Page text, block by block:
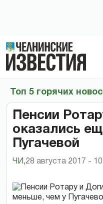
Топ 5 горячих
Пенсии
оказались
Пугачевой
ЧИ ,28 августа 2017 -